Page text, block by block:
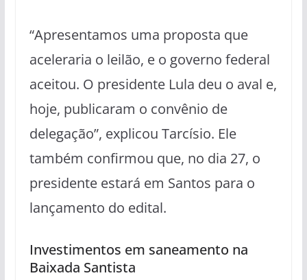
“Apresentamos uma proposta que
aceleraria o leilão, e o governo federal
aceitou. O presidente Lula deu o aval e,
hoje, publicaram o convênio de
delegação”, explicou Tarcísio. Ele
também confirmou que, no dia 27, o
presidente estará em Santos para o
lançamento do edital.
Investimentos em saneamento na
Baixada Santista